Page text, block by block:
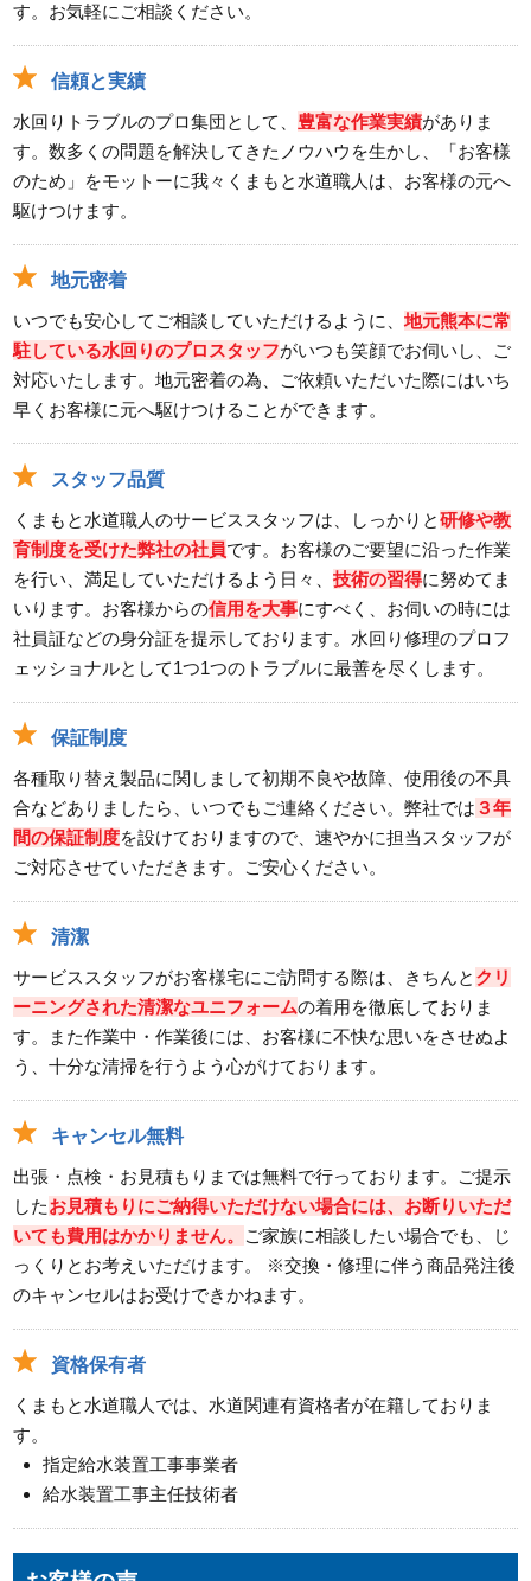
す。お気軽にご相談ください。
信頼と実績
水回りトラブルのプロ集団として、豊富な作業実績がありま
す。数多くの問題を解決してきたノウハウを生かし、「お客様
のため」をモットーに我々くまもと水道職人は、お客様の元へ
駆けつけます。
地元密着
いつでも安心してご相談していただけるように、地元熊本に常
駐している水回りのプロスタッフがいつも笑顔でお伺いし、ご
対応いたします。地元密着の為、ご依頼いただいた際にはいち
早くお客様に元へ駆けつけることができます。
スタッフ品質
くまもと水道職人のサービススタッフは、しっかりと研修や教
育制度を受けた弊社の社員です。お客様のご要望に沿った作業
を行い、満足していただけるよう日々、技術の習得に努めてま
いります。お客様からの信用を大事にすべく、お伺いの時には
社員証などの身分証を提示しております。水回り修理のプロフ
ェッショナルとして1つ1つのトラブルに最善を尽くします。
保証制度
各種取り替え製品に関しまして初期不良や故障、使用後の不具
合などありましたら、いつでもご連絡ください。弊社では ３年
間の保証制度を設けておりますので、速やかに担当スタッフが
ご対応させていただきます。ご安心ください。
清潔
サービススタッフがお客様宅にご訪問する際は、きちんと クリ
ーニングされた清潔なユニフォームの着用を徹底しておりま
す。また作業中・作業後には、お客様に不快な思いをさせぬよ
う、十分な清掃を行うよう心がけております。
キャンセル無料
出張・点検・お見積もりまでは無料で行っております。ご提示
したお見積もりにご納得いただけない場合には、お断りいただ
いても費用はかかりません。
ご家族に相談したい場合でも、じ
っくりとお考えいただけます。 ※交換・修理に伴う商品発注後
のキャンセルはお受けできかねます。
資格保有者
くまもと水道職人では、水道関連有資格者が在籍しておりま
す。
指定給水装置工事事業者
給水装置工事主任技術者